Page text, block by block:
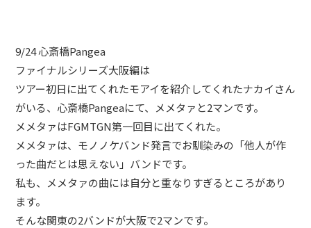
9/24 心斎橋Pangea
ファイナルシリーズ大阪編は
ツアー初日に出てくれたモアイを紹介してくれたナカイさん
がいる、心斎橋Pangeaにて、メメタァと2マンです。
メメタァはFGMTGN第一回目に出てくれた。
メメタァは、モノノケバンド発言でお馴染みの「他人が作
った曲だとは思えない」バンドです。
私も、メメタァの曲には自分と重なりすぎるところがあり
ます。
そんな関東の2バンドが大阪で2マンです。